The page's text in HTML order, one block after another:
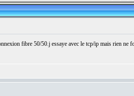
fibre 50/50.j essaye avec le tcp/ip mais rien ne